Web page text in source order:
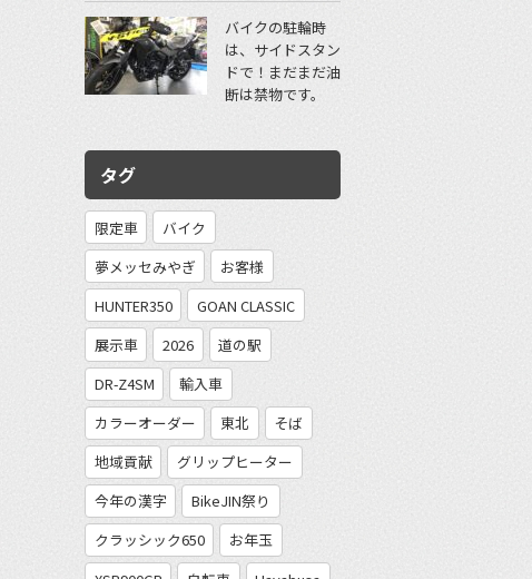
バイクの駐輪時
は、サイドスタン
ドで！まだまだ油
断は禁物です。
タグ
限定車
バイク
夢メッセみやぎ
お客様
HUNTER350
GOAN CLASSIC
展示車
2026
道の駅
DR-Z4SM
輸入車
カラーオーダー
東北
そば
地域貢献
グリップヒーター
今年の漢字
BikeJIN祭り
クラッシック650
お年玉